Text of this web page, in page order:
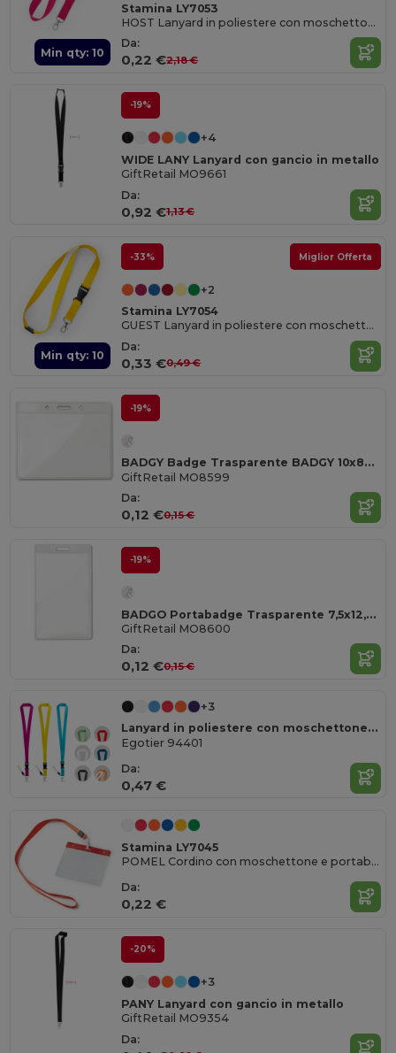
Min qty: 10
Stamina LY7053
HOST Lanyard in poliestere con moschettone
Da:
0,22 €2,18 €
-19%
+4
WIDE LANY Lanyard con gancio in metallo
GiftRetail MO9661
Da:
0,92 €1,13 €
Min qty: 10
-33% Miglior Offerta
+2
Stamina LY7054
GUEST Lanyard in poliestere con moschettone
Da:
0,33 €0,49 €
-19%
BADGY Badge Trasparente BADGY 10x8cm
GiftRetail MO8599
Da:
0,12 €0,15 €
-19%
BADGO Portabadge Trasparente 7,5x12,5 cm per Ufficio e Eventi
GiftRetail MO8600
Da:
0,12 €0,15 €
+3
Lanyard in poliestere con moschettone in metallo
Egotier 94401
Da:
0,47 €
Stamina LY7045
POMEL Cordino con moschettone e portabadge in PVC
Da:
0,22 €
-20%
+3
PANY Lanyard con gancio in metallo
GiftRetail MO9354
Da: